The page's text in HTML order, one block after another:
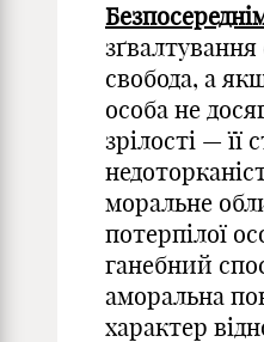
зґвалтування
свобода, а
особа не
зрілості — її
моральне
потерпілої
ганебний
аморальна
характер